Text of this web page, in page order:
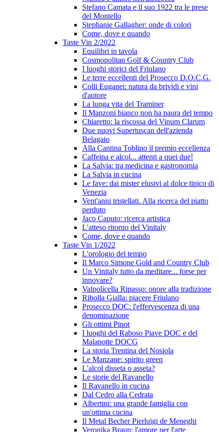
Stefano Camata e il suo 1922 tra le prese
del Montello
Stephanie Gallagher: onde di colori
Come, dove e quando
Taste Vin 2/2022
Equilibri in tavola
Cosmopolitan Golf & Country Club
I luoghi storici del Friulano
Le terre eccellenti del Prosecco D.O.C.G.
Colli Euganei: natura da brividi e vini
d'autore
La lunga vita del Traminer
Il Manzoni bianco non ha paura del tempo
Chiaretto: la riscossa del Vinum Clarum
Due nuovi Supertuscan dell'azienda
Belagaio
Alla Cantina Toblino il premio eccellenza
Caffeina e alcol... attenti a quei due!
La Salvia: tra medicina e gastronomia
La Salvia in cucina
Le fave: dai mister elusivi al dolce tipico di
Venezia
Vent'anni tristellati. Alla ricerca del piatto
perduto
Jaco Caputo: ricerca artistica
L'atteso ritorno del Vinitaly
Come, dove e quando
Taste Vin 1/2022
L'orologio del tempo
Il Marco Simone Gold and Country Club
Un Vinitaly tutto da meditare... forse per
innovare?
Valpolicella Ripasso: onore alla tradizione
Ribolla Gialla: piacere Friulano
Prosecco DOC: l'effervescenza di una
denominazione
Gli ottimi Pinot
I luoghi del Raboso Piave DOC e del
Malanotte DOCG
La storia Trentina del Nosiola
Le Manzane: spirito green
L'alcol disseta o asseta?
Le storie del Ravanello
Il Ravanello in cucina
Dal Cedro alla Cedrata
Albertini: una grande famiglia con
un'ottima cucina
Il Metal Becher Pierluigi de Meneghi
Veronika Braun: l'amore per l'arte